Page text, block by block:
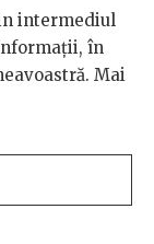
după care a
să înțelegi că
îți spune:
copil, x
intermediul
în
Mai